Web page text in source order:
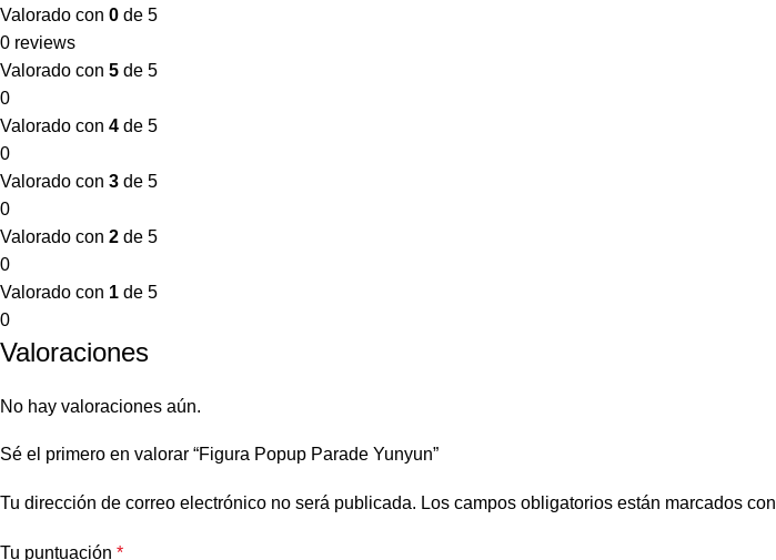
Valorado con 0 de 5
0 reviews
Valorado con 5 de 5
0
Valorado con 4 de 5
0
Valorado con 3 de 5
0
Valorado con 2 de 5
0
Valorado con 1 de 5
0
Valoraciones
No hay valoraciones aún.
Sé el primero en valorar “Figura Popup Parade Yunyun”
Tu dirección de correo electrónico no será publicada. Los campos obligatorios están marcados con
Tu puntuación *